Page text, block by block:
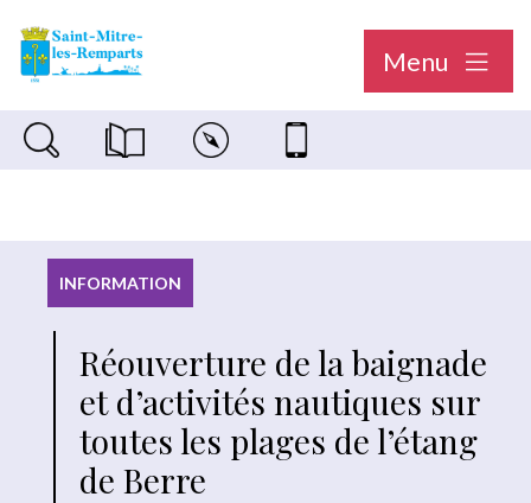
Menu
Recherche sur le siteMagazine municipal "Le Saint-Mitréen"
Carte interactiveNous contacter
INFORMATION
Réouverture de la baignade
et d’activités nautiques sur
toutes les plages de l’étang
de Berre